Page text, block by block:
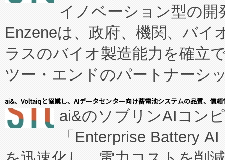
イノベーション型の
Enzeneは、政府、機関、バイ
ラスのバイオ製造能力を確立
ツー・エンドのパートナーシ
表しました。 同社の実績ある
manufacturing™ (FCCM™) プ
たNeXは、バイオ医薬品製造
ai&、Voltaiqと協業し、AIデータセンター向け蓄電池システムの品質、信
ai&のソブリンAIコン
「Enterprise Battery